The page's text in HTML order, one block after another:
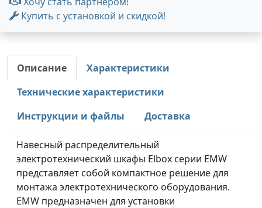
Купить с установкой и скидкой!
Описание
Характеристики
Технические характеристики
Инструкции и файлы
Доставка
Навесный распределительный
электротехнический шкафы Elbox серии EMW
представляет собой компактное решение для
монтажа электротехнического оборудования.
EMW предназначен для установки